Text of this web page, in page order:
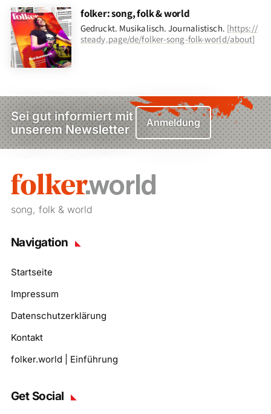
folker: song, folk & world
Gedruckt. Musikalisch. Journalistisch. [https://
steady.page/de/folker-song-folk-world/about]
Sei gut informiert mit
unserem Newsletter
Anmeldung
song, folk & world
Navigation
Startseite
Impressum
Datenschutzerklärung
Kontakt
folker.world | Einführung
Get Social